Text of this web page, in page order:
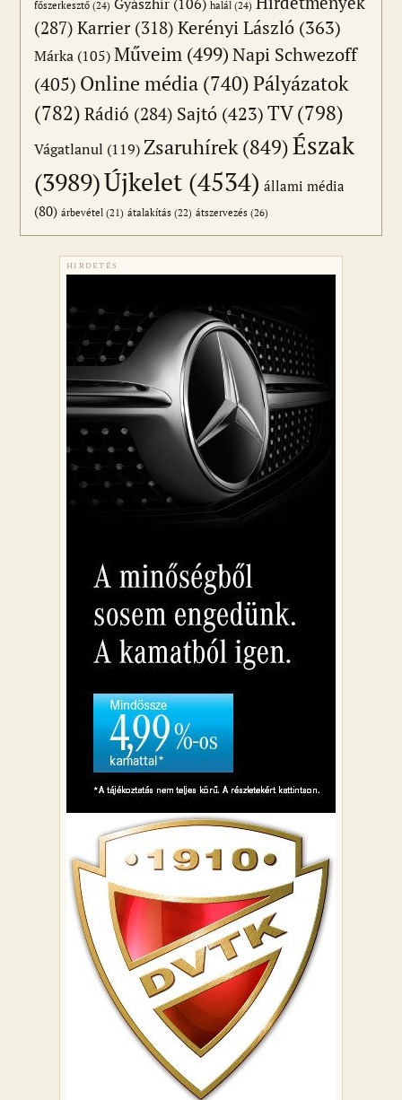
főszerkesztő (24) Gyászhír (106) halál (24)
(287) Karrier(318) Kerényi László (363)
Márka (105) Műveim (499)Napi Schwezoff
(405) Online média (740)Pályázatok
(782) Rádió (284) Sajtó (423)TV(798)
Vágatlanul (119)Zsaruhírek(849)Észak
(3989)Újkelet (4534) állami média
(80) árbevétel (21) átalakítás (22) átszervezés (26)
HIRDETÉS